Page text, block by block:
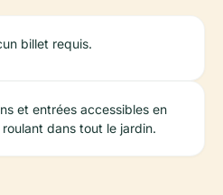
billet requis.
et entrées accessibles en
dans tout le jardin.